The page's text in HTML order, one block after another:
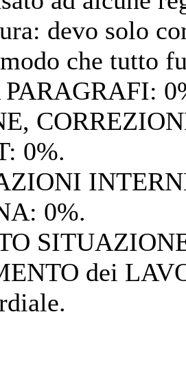
devo solo
che tutto
PARAGRAFI:
: 0%.
: 0%.
dei